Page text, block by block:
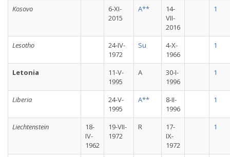
Kosovo
6-XI-
2015
A**
14-
VII-
2016
1
Lesotho
24-IV-
1972
Su
4-X-
1966
1
Letonia
11-V-
1995
A
30-I-
1996
1
Liberia
24-V-
1995
A**
8-II-
1996
1
Liechtenstein
18-
IV-
1962
19-VII-
1972
R
17-
IX-
1972
1